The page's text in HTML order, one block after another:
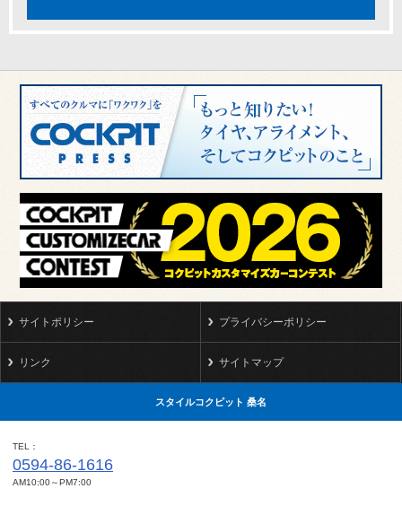
サイトポリシー プライバシーポリシー
リンク サイトマップ
スタイルコクピット 桑名
TEL
0594-86-1616
AM10:00～PM7:00